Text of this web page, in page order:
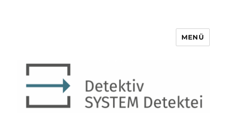
Detektiv SYSTEM Detektei ®
MENÜ